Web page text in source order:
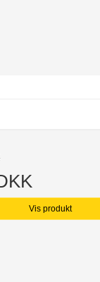
Vis produkt